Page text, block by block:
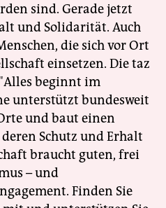
sind. Gerade jetzt
und Solidarität. Auch
die sich vor Ort
einsetzen. Die taz
beginnt im
unterstützt bundesweit
und baut einen
Schutz und Erhalt
braucht guten, frei
– und
Finden Sie